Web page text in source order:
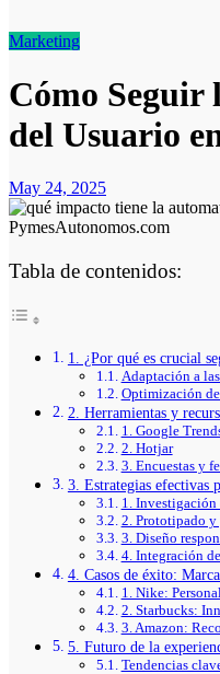
Marketing
Cómo Seguir
del Usuario
May 24, 2025
Tabla de contenidos:
1. ¿Por qué es crucial
Adaptación a
Optimización
2. Herramientas y
1. Google
2. Hotjar
3. Encuestas y
3. Estrategias efectivas
1. Investigación
2. Prototipado y
3. Diseño
4. Integración
4. Casos de éxito:
1. Nike:
2. Starbucks:
3. Amazon:
5. Futuro de la
Tendencias